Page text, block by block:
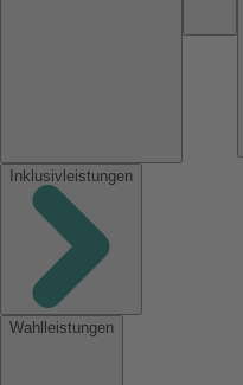
Inklusivleistungen
Wahlleistungen